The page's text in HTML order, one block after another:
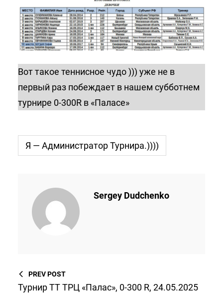
Вот такое теннисное чудо ))) уже не в
первый раз побеждает в нашем субботнем
турнире 0-300R в «Паласе»
Я — Администратор Турнира.))))
Sergey Dudchenko
PREV POST
Турнир ТТ ТРЦ «Палас», 0-300 R, 24.05.2025